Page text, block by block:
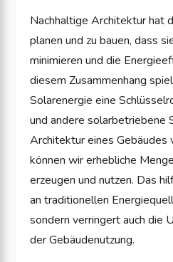
Nachhaltige Architektur hat
planen und zu bauen, dass
minimieren und die
diesem Zusammenhang
Solarenergie eine
und andere solarbetriebene
Architektur eines Gebäudes
können wir erhebliche
erzeugen und nutzen. Das
an traditionellen
sondern verringert auch die
der Gebäudenutzung.